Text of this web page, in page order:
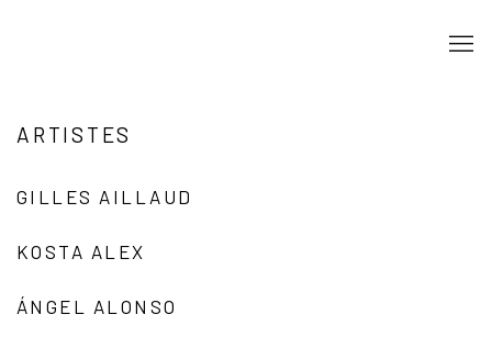
ARTISTES
GILLES AILLAUD
KOSTA ALEX
ÁNGEL ALONSO